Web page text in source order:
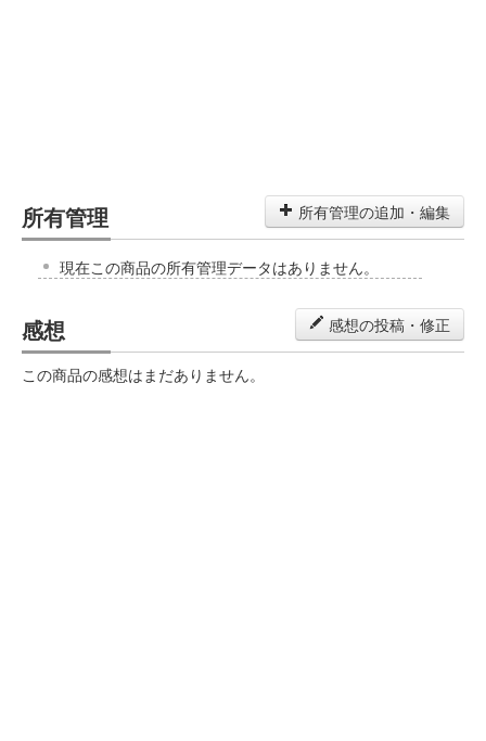
所有管理 所有管理の追加・編集
現在この商品の所有管理データはありません。
感想 感想の投稿・修正
この商品の感想はまだありません。